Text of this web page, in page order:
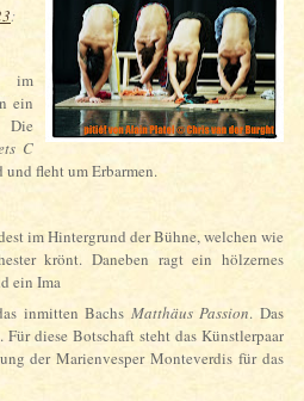
:
im
ein
C
fleht um Erbarmen.
im Hintergrund der Bühne, welchen wie
krönt. Daneben ragt ein hölzernes
ein Ima
inmitten Bachs Matthäus Passion. Das
diese Botschaft steht das Künstlerpaar
der Marienvesper Monteverdis für das